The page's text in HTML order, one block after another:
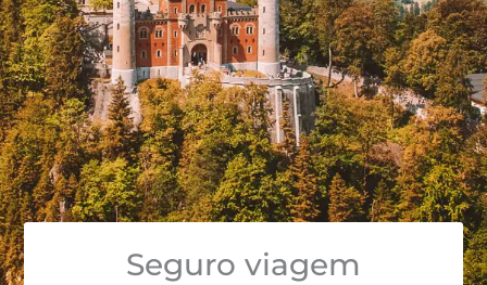
Seguro viagem